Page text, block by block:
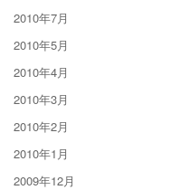
2010年7月
2010年5月
2010年4月
2010年3月
2010年2月
2010年1月
2009年12月